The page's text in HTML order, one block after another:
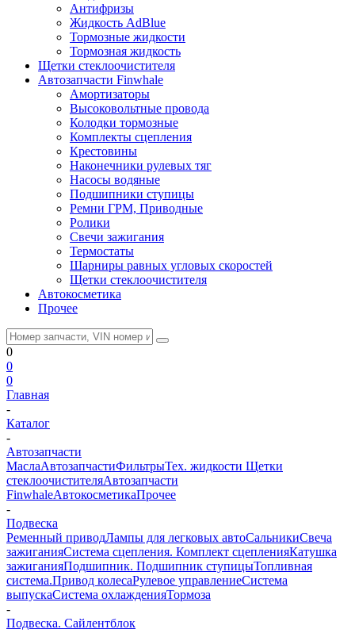
Антифризы
Жидкость AdBlue
Тормозные жидкости
Тормозная жидкость
Щетки стеклоочистителя
Автозапчасти Finwhale
Амортизаторы
Высоковольтные провода
Колодки тормозные
Комплекты сцепления
Крестовины
Наконечники рулевых тяг
Насосы водяные
Подшипники ступицы
Ремни ГРМ, Приводные
Ролики
Свечи зажигания
Термостаты
Шарниры равных угловых скоростей
Щетки стеклоочистителя
Автокосметика
Прочее
0
0
0
Главная
-
Каталог
-
Автозапчасти
МаслаАвтозапчастиФильтрыТех. жидкости Щетки
стеклоочистителяАвтозапчасти
FinwhaleАвтокосметикаПрочее
-
Подвеска
Ременный приводЛампы для легковых автоСальникиСвеча
зажиганияСистема сцепления. Комплект сцепленияКатушка
зажиганияПодшипник. Подшипник ступицыТопливная
система.Привод колесаРулевое управлениеСистема
выпускаСистема охлажденияТормоза
-
Подвеска. Сайлентблок